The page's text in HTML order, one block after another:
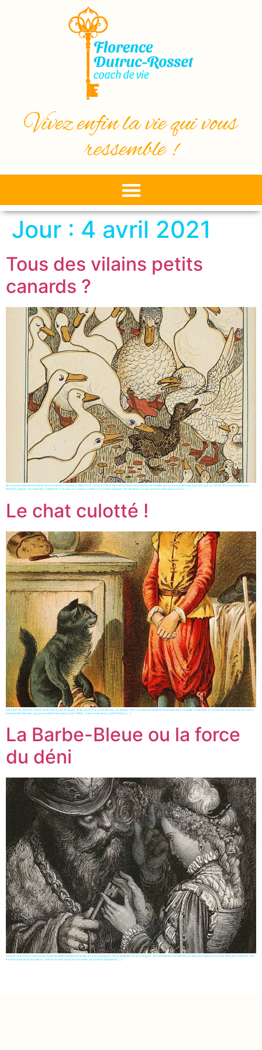
Vivez enfin la vie qui vous
ressemble !
Jour : 4 avril 2021
Tous des vilains petits
canards ?
Ne vous est-il jamais arrivé(e) de vous sentir comme Le Vilain Petit Canard ? Peut-être êtes-vous né(e) dans une famille qui ne vous ressemble pas tant que ça ? Peut-être vous êtes-vous
senti(e) jugé(e), incompris(e), rejeté(e) à l’école, au travail ou ailleurs ? La vraie question est de savoir ce que vous en avez-vous conclu… […]
Le chat culotté !
A la mort du meunier, l’ainé de ses fils reçoit le moulin, le second, l’âne, et le dernier, un simple chat ! Les deux premiers frères peuvent travailler ensemble et continuer l’activité de leur père,
mais le petit dernier, que peut-il bien faire d’un chat ? Mais… il se trouve que ce petit félin a […]
La Barbe-Bleue ou la force
du déni
« Il était une fois un homme qui avait de belles maisons à la ville et à la campagne, de la vaisselle d’or et d’argent, des meubles en broderies, et des carrosses tout dorés. Mais, par malheur, cet
homme avait la barbe bleue : cela le rendait si laid et si terrible, qu’il n’était personne […]